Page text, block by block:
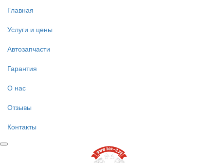
Главная
Услуги и цены
Автозапчасти
Гарантия
О нас
Отзывы
Контакты